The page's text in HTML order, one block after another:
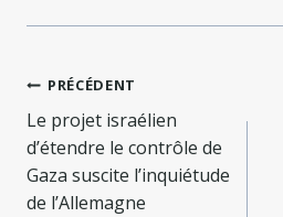
Navigation
de
l’article
PRÉCÉDENT
Le projet israélien
d’étendre le contrôle de
Gaza suscite l’inquiétude
de l’Allemagne